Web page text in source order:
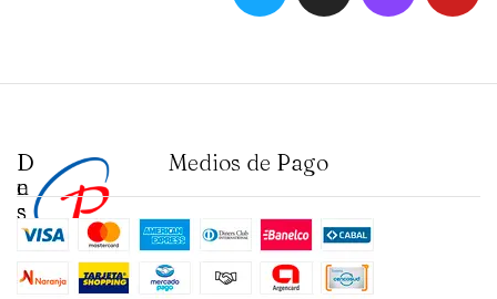
D
e
s
t
a
c
I
n
s
t
i
t
Medios de Pago